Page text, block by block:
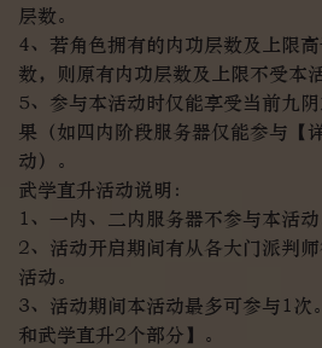
层数。
4、若角色拥有的内功层数及上限
数，则原有内功层数及上限不受本
5、参与本活动时仅能享受当前九
果（如四内阶段服务器仅能参与【
动）。
武学直升活动说明：
1、一内、二内服务器不参与本活动
2、活动开启期间有从各大门派判
活动。
3、活动期间本活动最多可参与1次
和武学直升2个部分】。